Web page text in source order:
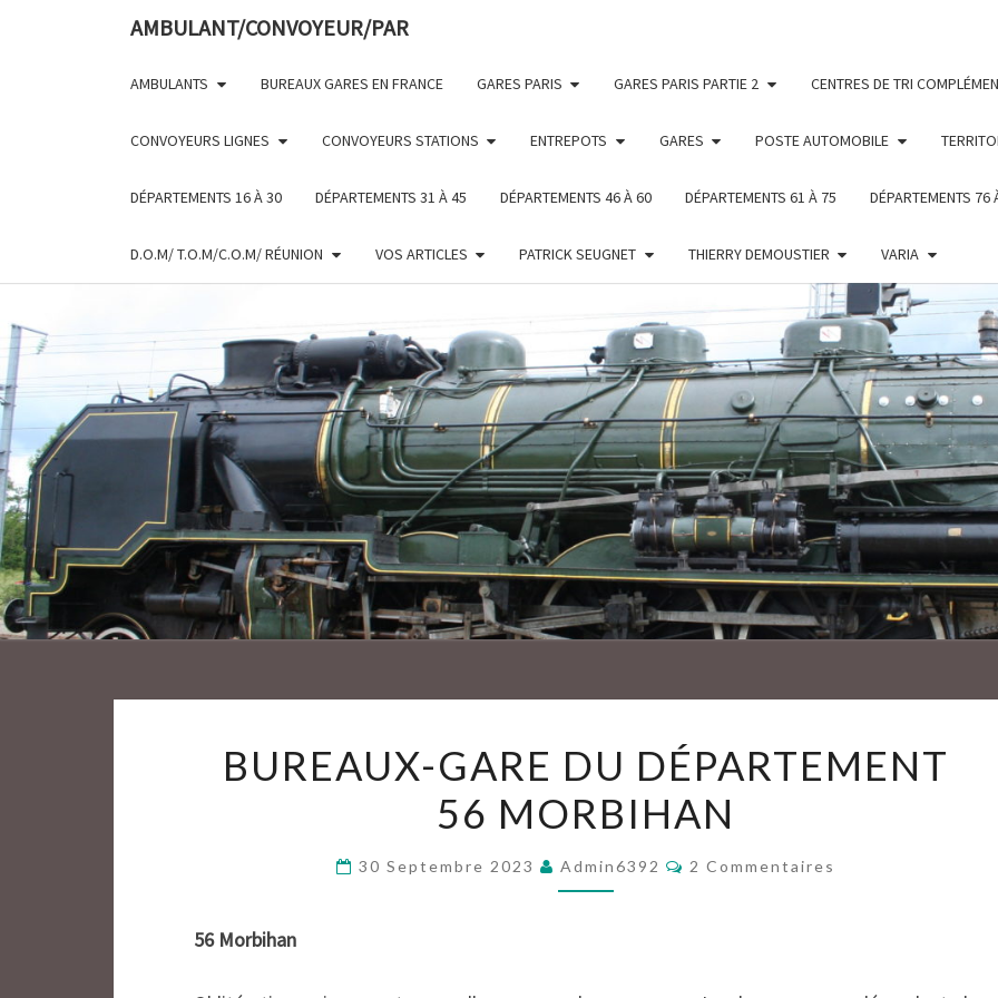
AMBULANT/CONVOYEUR/PAR
AMBULANTS BUREAUX GARES EN FRANCE GARES PARIS GARES PARIS PARTIE 2 CENTRES DE TRI
CONVOYEURS LIGNES CONVOYEURS STATIONS ENTREPOTS GARES POSTE AUTOMOBILE
DÉPARTEMENTS 16 À 30 DÉPARTEMENTS 31 À 45 DÉPARTEMENTS 46 À 60 DÉPARTEMENTS 61 À 75 DÉPARTEMENTS 76
D.O.M/ T.O.M/C.O.M/ RÉUNION VOS ARTICLES PATRICK SEUGNET THIERRY DEMOUSTIER VARIA
GARE
DU
DÉPARTEMENT
56
BUREAUX-GARE DU DÉPARTEMENT
56 MORBIHAN
30 Septembre 2023 Admin6392 Commentaires
2 Commentaires
56 Morbihan